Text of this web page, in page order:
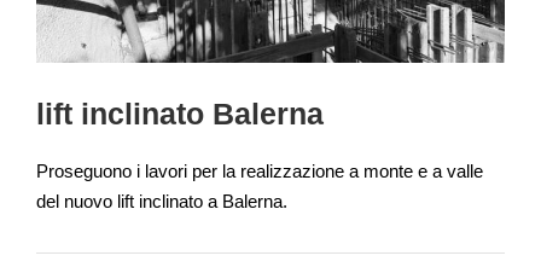
lift inclinato Balerna
Proseguono i lavori per la realizzazione a monte e a valle
del nuovo lift inclinato a Balerna.